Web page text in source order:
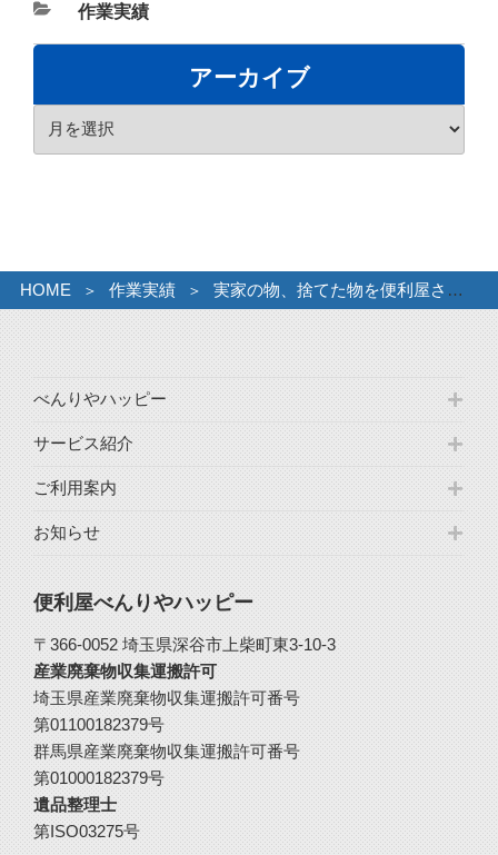
カ
テ
ー
作業実績
アーカイブ
HOME 作業実績 実家の物、捨てた物を便利屋さんに…。
べんりやハッピー
サービス紹介
ご利用案内
お知らせ
便利屋べんりやハッピー
〒366-0052 埼玉県深谷市上柴町東3-10-3
産業廃棄物収集運搬許可
埼玉県産業廃棄物収集運搬許可番号
第01100182379号
群馬県産業廃棄物収集運搬許可番号
第01000182379号
遺品整理士
第ISO03275号